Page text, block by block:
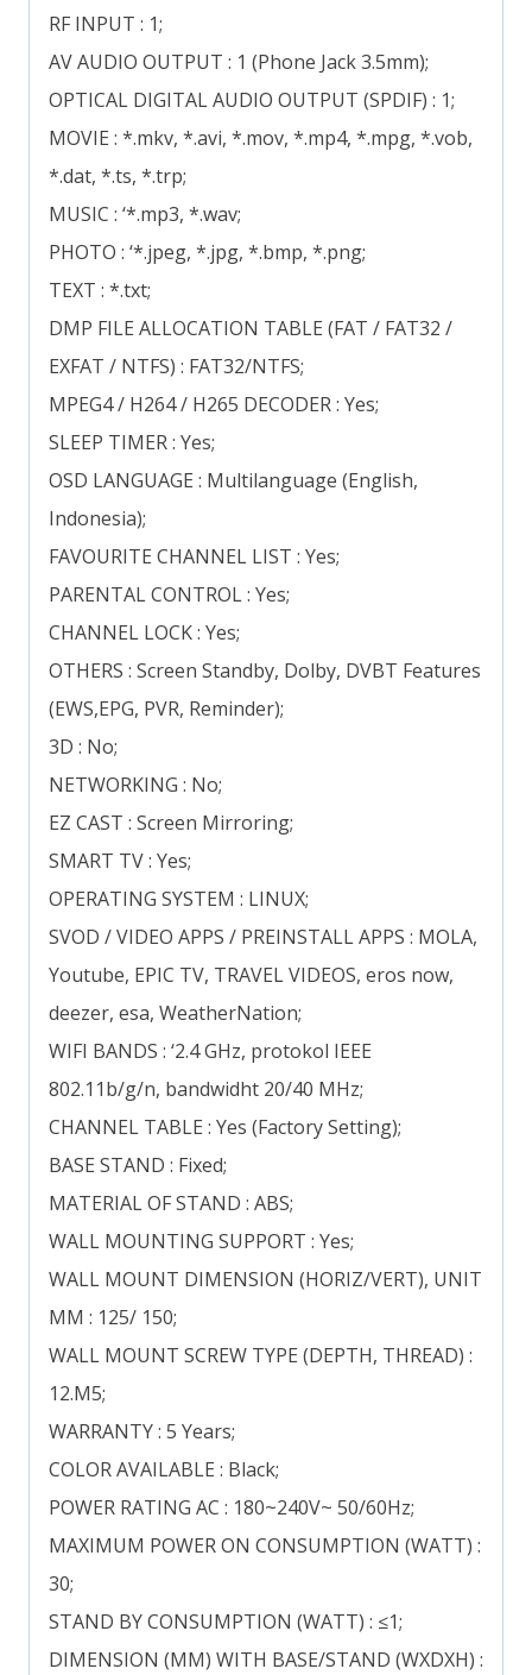
RF INPUT : 1;
AV AUDIO OUTPUT : 1 (Phone Jack 3.5mm);
OPTICAL DIGITAL AUDIO OUTPUT (SPDIF) : 1;
MOVIE : *.mkv, *.avi, *.mov, *.mp4, *.mpg, *.vob,
*.dat, *.ts, *.trp;
MUSIC : ‘*.mp3, *.wav;
PHOTO : ‘*.jpeg, *.jpg, *.bmp, *.png;
TEXT : *.txt;
DMP FILE ALLOCATION TABLE (FAT / FAT32 /
EXFAT / NTFS) : FAT32/NTFS;
MPEG4 / H264 / H265 DECODER : Yes;
SLEEP TIMER : Yes;
OSD LANGUAGE : Multilanguage (English,
Indonesia);
FAVOURITE CHANNEL LIST : Yes;
PARENTAL CONTROL : Yes;
CHANNEL LOCK : Yes;
OTHERS : Screen Standby, Dolby, DVBT Features
(EWS,EPG, PVR, Reminder);
3D : No;
NETWORKING : No;
EZ CAST : Screen Mirroring;
SMART TV : Yes;
OPERATING SYSTEM : LINUX;
SVOD / VIDEO APPS / PREINSTALL APPS : MOLA,
Youtube, EPIC TV, TRAVEL VIDEOS, eros now,
deezer, esa, WeatherNation;
WIFI BANDS : ‘2.4 GHz, protokol IEEE
802.11b/g/n, bandwidht 20/40 MHz;
CHANNEL TABLE : Yes (Factory Setting);
BASE STAND : Fixed;
MATERIAL OF STAND : ABS;
WALL MOUNTING SUPPORT : Yes;
WALL MOUNT DIMENSION (HORIZ/VERT), UNIT
MM : 125/ 150;
WALL MOUNT SCREW TYPE (DEPTH, THREAD) :
12.M5;
WARRANTY : 5 Years;
COLOR AVAILABLE : Black;
POWER RATING AC : 180~240V~ 50/60Hz;
MAXIMUM POWER ON CONSUMPTION (WATT) :
30;
STAND BY CONSUMPTION (WATT) : ≤1;
DIMENSION (MM) WITH BASE/STAND (WXDXH) :